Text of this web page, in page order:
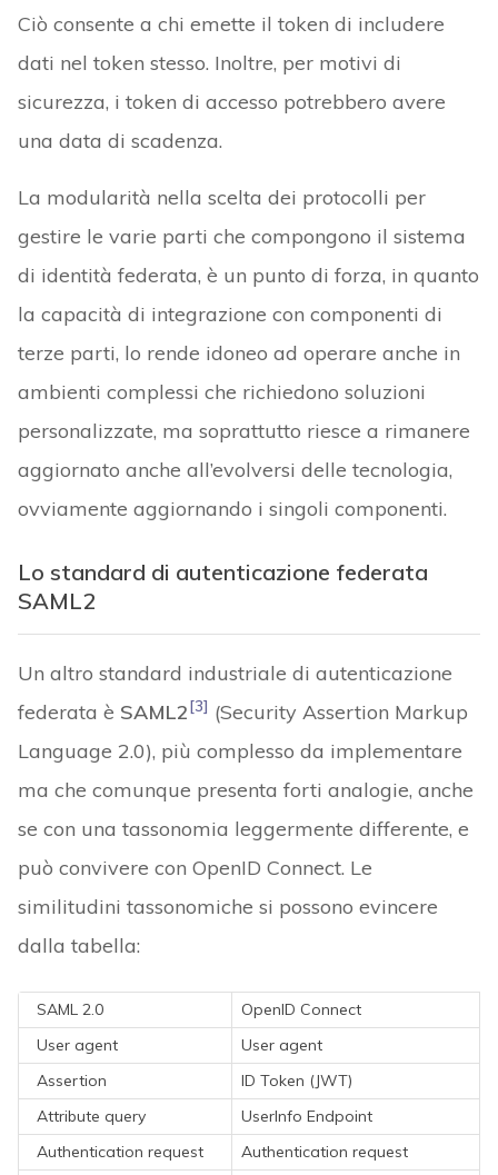
Ciò consente a chi emette il token di includere
dati nel token stesso. Inoltre, per motivi di
sicurezza, i token di accesso potrebbero avere
una data di scadenza.
La modularità nella scelta dei protocolli per
gestire le varie parti che compongono il sistema
di identità federata, è un punto di forza, in quanto
la capacità di integrazione con componenti di
terze parti, lo rende idoneo ad operare anche in
ambienti complessi che richiedono soluzioni
personalizzate, ma soprattutto riesce a rimanere
aggiornato anche all’evolversi delle tecnologia,
ovviamente aggiornando i singoli componenti.
Lo standard di autenticazione federata
SAML2
Un altro standard industriale di autenticazione
federata è SAML2[3] (Security Assertion Markup
Language 2.0), più complesso da implementare
ma che comunque presenta forti analogie, anche
se con una tassonomia leggermente differente, e
può convivere con OpenID Connect. Le
similitudini tassonomiche si possono evincere
dalla tabella:
SAML 2.0
OpenID Connect
User agent
User agent
Assertion
ID Token (JWT)
Attribute query
UserInfo Endpoint
Authentication request
Authentication request